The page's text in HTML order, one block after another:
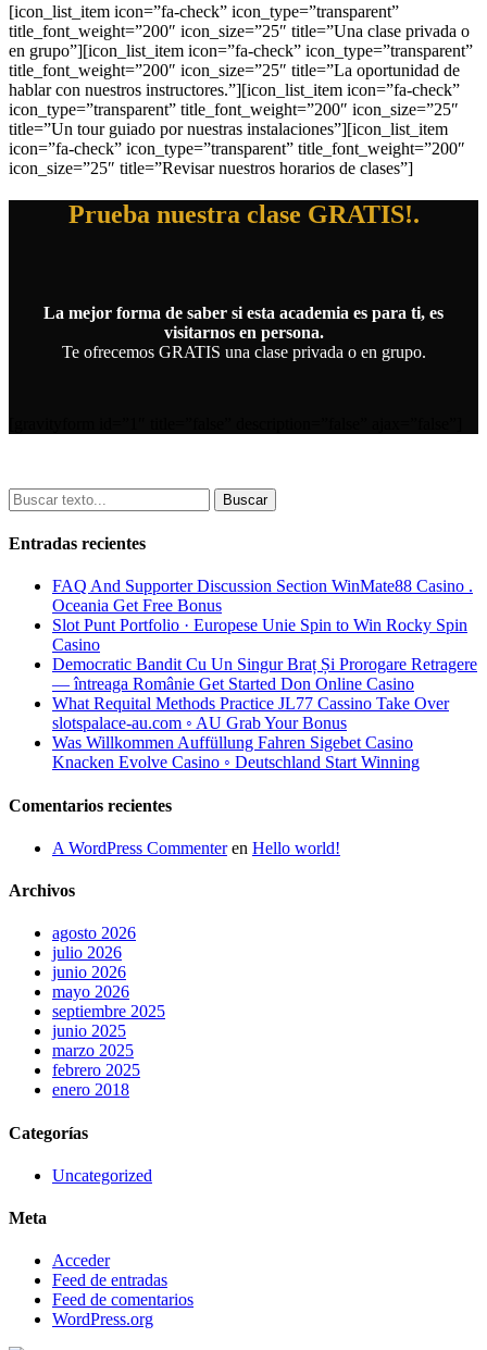
[icon_list_item icon=”fa-check” icon_type=”transparent”
title_font_weight=”200″ icon_size=”25″ title=”Una clase privada o
en grupo”][icon_list_item icon=”fa-check” icon_type=”transparent”
title_font_weight=”200″ icon_size=”25″ title=”La oportunidad de
hablar con nuestros instructores.”][icon_list_item icon=”fa-check”
icon_type=”transparent” title_font_weight=”200″ icon_size=”25″
title=”Un tour guiado por nuestras instalaciones”][icon_list_item
icon=”fa-check” icon_type=”transparent” title_font_weight=”200″
icon_size=”25″ title=”Revisar nuestros horarios de clases”]
Prueba nuestra clase GRATIS!.
La mejor forma de saber si esta academia es para ti, es
visitarnos en persona.
Te ofrecemos GRATIS una clase privada o en grupo.
Buscar
Entradas recientes
FAQ And Supporter Discussion Section WinMate88 Casino .
Oceania Get Free Bonus
Slot Punt Portfolio · Europese Unie Spin to Win Rocky Spin
Casino
Democratic Bandit Cu Un Singur Braț Și Prorogare Retragere
— întreaga Românie Get Started Don Online Casino
What Requital Methods Practice JL77 Cassino Take Over
slotspalace-au.com ◦ AU Grab Your Bonus
Was Willkommen Auffüllung Fahren Sigebet Casino
Knacken Evolve Casino ◦ Deutschland Start Winning
Comentarios recientes
A WordPress Commenteren Hello world!
Archivos
agosto 2026
julio 2026
junio 2026
mayo 2026
septiembre 2025
junio 2025
marzo 2025
febrero 2025
enero 2018
Categorías
Uncategorized
Meta
Acceder
Feed de entradas
Feed de comentarios
WordPress.org